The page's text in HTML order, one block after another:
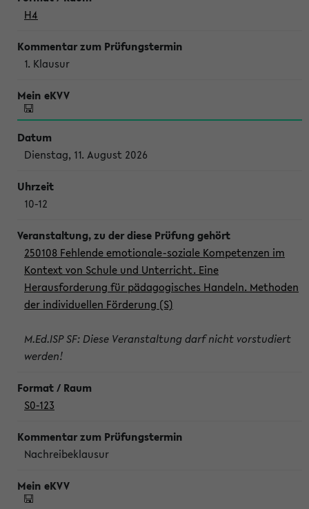
H4
1. Klausur
Dienstag, 11. August 2026
10-12
250108 Fehlende emotionale-soziale Kompetenzen im
Kontext von Schule und Unterricht. Eine
Herausforderung für pädagogisches Handeln. Methoden
der individuellen Förderung (S)
M.Ed.ISP SF: Diese Veranstaltung darf nicht vorstudiert
werden!
S0-123
Nachreibeklausur